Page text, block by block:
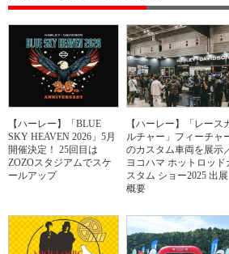
【ハーレー】「BLUE
SKY HEAVEN 2026」5月
開催決定！ 25回目は
ZOZOスタジアムでスケ
ールアップ
【ハーレー】「レース
ルチャー」フィーチャ
のカスタム車両を展示
ヨコハマ ホットロッド
スタム ショー2025 出展
概要